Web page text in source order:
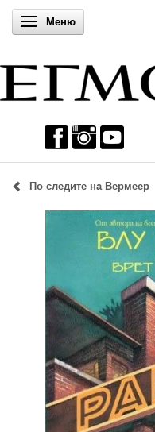
Включи навигацията
Меню
По следите на Вермеер